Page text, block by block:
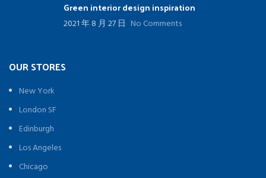
Green interior design inspiration
2021 年 8 月 27 日 No Comments
OUR STORES
New York
London SF
Edinburgh
Los Angeles
Chicago